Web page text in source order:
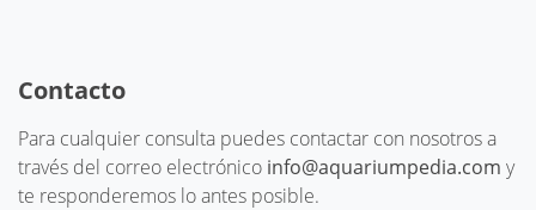
Contacto
Para cualquier consulta puedes contactar con nosotros a
través del correo electrónico info@aquariumpedia.com y
te responderemos lo antes posible.